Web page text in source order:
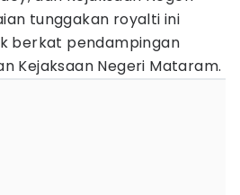
tunggakan royalti ini
berkat pendampingan
Kejaksaan Negeri Mataram.